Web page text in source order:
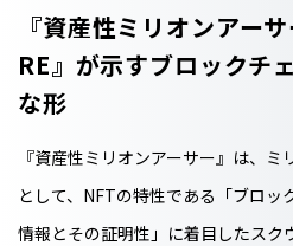
『資産性ミリオンアー
RE』が示すブロックチ
な形
『資産性ミリオンアーサー』は、
として、NFTの特性である「ブロッ
情報とその証明性」に着目したスク